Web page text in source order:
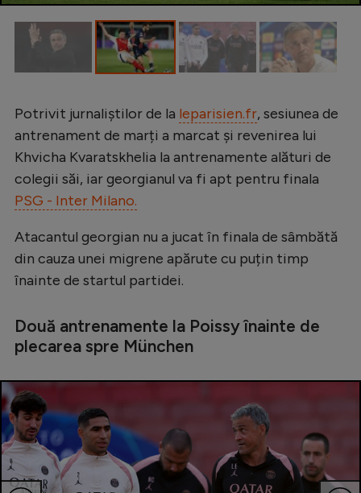
JO 2026
Intră în cont
Creează cont
Potrivit jurnaliștilor de la leparisien.fr, sesiunea de
antrenament de marți a marcat și revenirea lui
Khvicha Kvaratskhelia la antrenamente alături de
colegii săi, iar georgianul va fi apt pentru finala
PSG - Inter Milano.
Atacantul georgian nu a jucat în finala de sâmbătă
din cauza unei migrene apărute cu puțin timp
înainte de startul partidei.
Două antrenamente la Poissy înainte de
plecarea spre München